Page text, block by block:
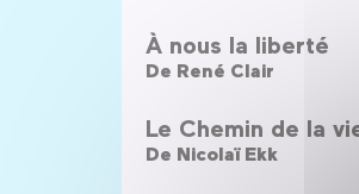
À nous la liberté
De René Clair
Le Chemin de la
De Nicolaï Ekk